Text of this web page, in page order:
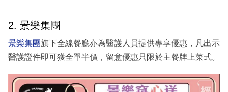
2. 景樂集團
景樂集團旗下全線餐廳亦為醫護人員提供專享優惠，凡出示
醫護證件即可獲全單半價，留意優惠只限於主餐牌上菜式。